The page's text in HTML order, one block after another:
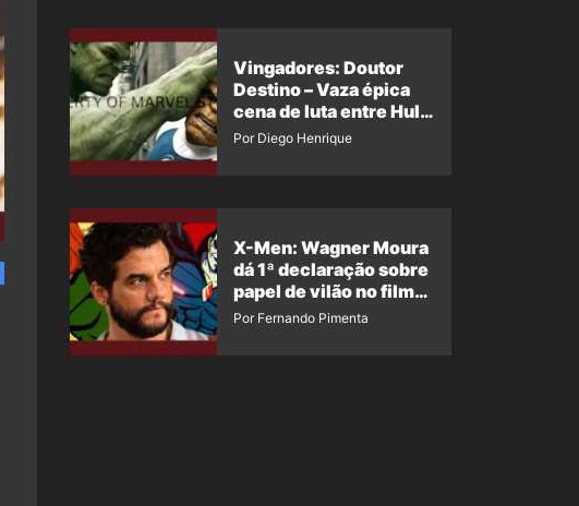
Vingadores: Doutor
Destino – Vaza épica
cena de luta entre Hulk
e o Coisa
Por Diego Henrique
X-Men: Wagner Moura
dá 1ª declaração sobre
papel de vilão no filme
da Marvel
Por Fernando Pimenta